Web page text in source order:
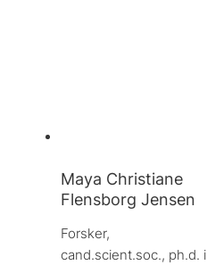
Maya Christiane
Flensborg Jensen
Forsker,
cand.scient.soc., ph.d. i